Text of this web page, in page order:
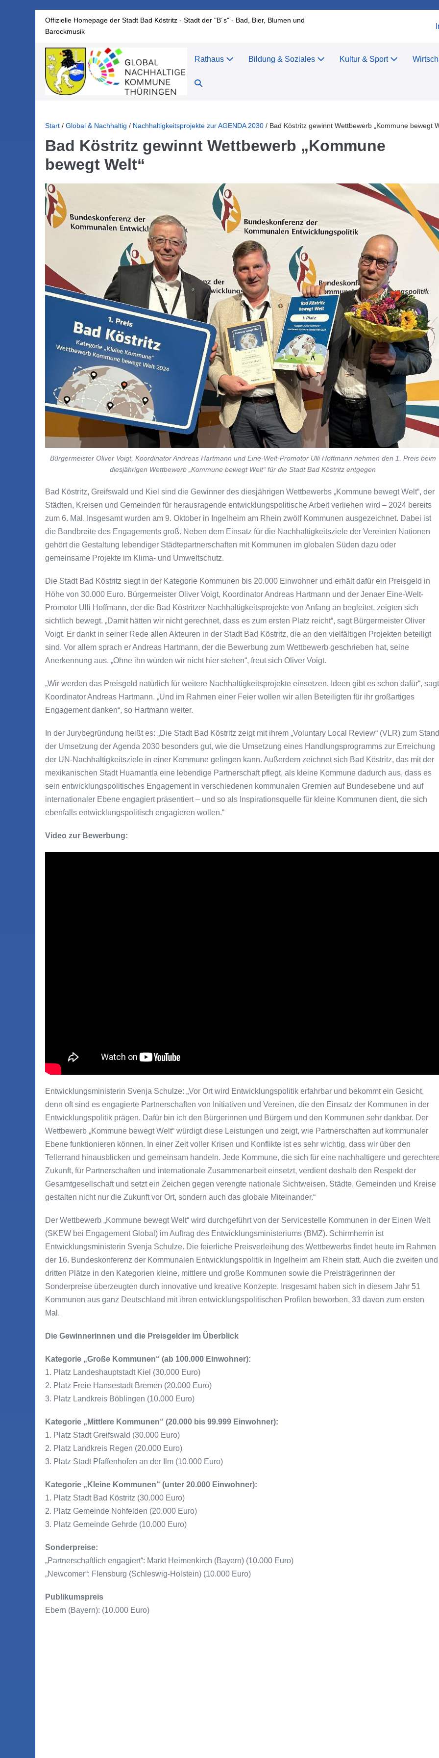
Offizielle Homepage der Stadt Bad Köstritz - Stadt der "B´s" - Bad, Bier, Blumen und
Barockmusik
Rathaus Bildung & Soziales Kultur & Sport
Suche-
Start / Global & Nachhaltig / Nachhaltigkeitsprojekte zur AGENDA 2030 / Bad Köstritz gewinnt Wettbewerb „Kommune bewegt
Bad Köstritz gewinnt Wettbewerb „Kommune
bewegt Welt“
Bürgermeister Oliver Voigt, Koordinator Andreas Hartmann und Eine-Welt-Promotor Ulli Hoffmann nehmen den 1. Preis beim
diesjährigen Wettbewerb „Kommune bewegt Welt“ für die Stadt Bad Köstritz entgegen
Bad Köstritz, Greifswald und Kiel sind die Gewinner des diesjährigen Wettbewerbs „Kommune bewegt Welt“, der
Städten, Kreisen und Gemeinden für herausragende entwicklungspolitische Arbeit verliehen wird – 2024 bereits
zum 6. Mal. Insgesamt wurden am 9. Oktober in Ingelheim am Rhein zwölf Kommunen ausgezeichnet. Dabei ist
die Bandbreite des Engagements groß. Neben dem Einsatz für die Nachhaltigkeitsziele der Vereinten Nationen
gehört die Gestaltung lebendiger Städtepartnerschaften mit Kommunen im globalen Süden dazu oder
gemeinsame Projekte im Klima- und Umweltschutz.
Die Stadt Bad Köstritz siegt in der Kategorie Kommunen bis 20.000 Einwohner und erhält dafür ein Preisgeld in
Höhe von 30.000 Euro. Bürgermeister Oliver Voigt, Koordinator Andreas Hartmann und der Jenaer Eine-Welt-
Promotor Ulli Hoffmann, der die Bad Köstritzer Nachhaltigkeitsprojekte von Anfang an begleitet, zeigten sich
sichtlich bewegt. „Damit hätten wir nicht gerechnet, dass es zum ersten Platz reicht“, sagt Bürgermeister Oliver
Voigt. Er dankt in seiner Rede allen Akteuren in der Stadt Bad Köstritz, die an den vielfältigen Projekten beteiligt
sind. Vor allem sprach er Andreas Hartmann, der die Bewerbung zum Wettbewerb geschrieben hat, seine
Anerkennung aus. „Ohne ihn würden wir nicht hier stehen“, freut sich Oliver Voigt.
„Wir werden das Preisgeld natürlich für weitere Nachhaltigkeitsprojekte einsetzen. Ideen gibt es schon dafür“, sagt
Koordinator Andreas Hartmann. „Und im Rahmen einer Feier wollen wir allen Beteiligten für ihr großartiges
Engagement danken“, so Hartmann weiter.
In der Jurybegründung heißt es: „Die Stadt Bad Köstritz zeigt mit ihrem „Voluntary Local Review“ (VLR) zum Stand
der Umsetzung der Agenda 2030 besonders gut, wie die Umsetzung eines Handlungsprogramms zur Erreichung
der UN-Nachhaltigkeitsziele in einer Kommune gelingen kann. Außerdem zeichnet sich Bad Köstritz, das mit der
mexikanischen Stadt Huamantla eine lebendige Partnerschaft pflegt, als kleine Kommune dadurch aus, dass es
sein entwicklungspolitisches Engagement in verschiedenen kommunalen Gremien auf Bundesebene und auf
internationaler Ebene engagiert präsentiert – und so als Inspirationsquelle für kleine Kommunen dient, die sich
ebenfalls entwicklungspolitisch engagieren wollen.“
Video zur Bewerbung:
Entwicklungsministerin Svenja Schulze: „Vor Ort wird Entwicklungspolitik erfahrbar und bekommt ein Gesicht,
denn oft sind es engagierte Partnerschaften von Initiativen und Vereinen, die den Einsatz der Kommunen in der
Entwicklungspolitik prägen. Dafür bin ich den Bürgerinnen und Bürgern und den Kommunen sehr dankbar. Der
Wettbewerb „Kommune bewegt Welt“ würdigt diese Leistungen und zeigt, wie Partnerschaften auf kommunaler
Ebene funktionieren können. In einer Zeit voller Krisen und Konflikte ist es sehr wichtig, dass wir über den
Tellerrand hinausblicken und gemeinsam handeln. Jede Kommune, die sich für eine nachhaltigere und
Zukunft, für Partnerschaften und internationale Zusammenarbeit einsetzt, verdient deshalb den Respekt der
Gesamtgesellschaft und setzt ein Zeichen gegen verengte nationale Sichtweisen. Städte, Gemeinden und Kreise
gestalten nicht nur die Zukunft vor Ort, sondern auch das globale Miteinander.“
Der Wettbewerb „Kommune bewegt Welt“ wird durchgeführt von der Servicestelle Kommunen in der Einen Welt
(SKEW bei Engagement Global) im Auftrag des Entwicklungsministeriums (BMZ). Schirmherrin ist
Entwicklungsministerin Svenja Schulze. Die feierliche Preisverleihung des Wettbewerbs findet heute im Rahmen
der 16. Bundeskonferenz der Kommunalen Entwicklungspolitik in Ingelheim am Rhein statt. Auch die zweiten und
dritten Plätze in den Kategorien kleine, mittlere und große Kommunen sowie die Preisträgerinnen der
Sonderpreise überzeugten durch innovative und kreative Konzepte. Insgesamt haben sich in diesem Jahr 51
Kommunen aus ganz Deutschland mit ihren entwicklungspolitischen Profilen beworben, 33 davon zum ersten
Mal.
Die Gewinnerinnen und die Preisgelder im Überblick
Kategorie „Große Kommunen“ (ab 100.000 Einwohner):
1. Platz Landeshauptstadt Kiel (30.000 Euro)
2. Platz Freie Hansestadt Bremen (20.000 Euro)
3. Platz Landkreis Böblingen (10.000 Euro)
Kategorie „Mittlere Kommunen“ (20.000 bis 99.999 Einwohner):
1. Platz Stadt Greifswald (30.000 Euro)
2. Platz Landkreis Regen (20.000 Euro)
3. Platz Stadt Pfaffenhofen an der Ilm (10.000 Euro)
Kategorie „Kleine Kommunen“ (unter 20.000 Einwohner):
1. Platz Stadt Bad Köstritz (30.000 Euro)
2. Platz Gemeinde Nohfelden (20.000 Euro)
3. Platz Gemeinde Gehrde (10.000 Euro)
Sonderpreise:
„Partnerschaftlich engagiert“: Markt Heimenkirch (Bayern) (10.000 Euro)
„Newcomer“: Flensburg (Schleswig-Holstein) (10.000 Euro)
Publikumspreis
Ebern (Bayern): (10.000 Euro)